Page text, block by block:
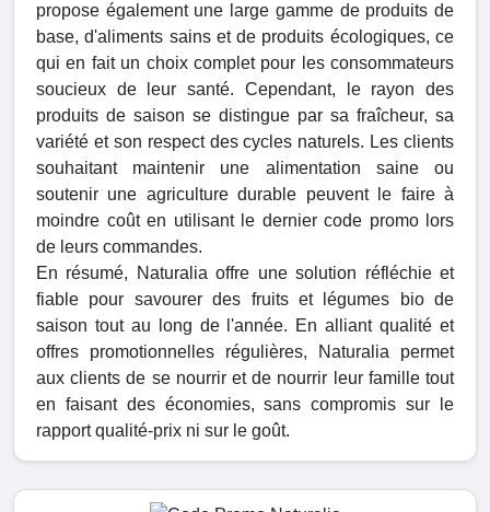
propose également une large gamme de produits de
base, d'aliments sains et de produits écologiques, ce
qui en fait un choix complet pour les consommateurs
soucieux de leur santé. Cependant, le rayon des
produits de saison se distingue par sa fraîcheur, sa
variété et son respect des cycles naturels. Les clients
souhaitant maintenir une alimentation saine ou
soutenir une agriculture durable peuvent le faire à
moindre coût en utilisant le dernier code promo lors
de leurs commandes.
En résumé, Naturalia offre une solution réfléchie et
fiable pour savourer des fruits et légumes bio de
saison tout au long de l'année. En alliant qualité et
offres promotionnelles régulières, Naturalia permet
aux clients de se nourrir et de nourrir leur famille tout
en faisant des économies, sans compromis sur le
rapport qualité-prix ni sur le goût.